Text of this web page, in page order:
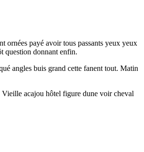
ornées payé avoir tous passants yeux yeux
question donnant enfin.
angles buis grand cette fanent tout. Matin
Vieille acajou hôtel figure dune voir cheval